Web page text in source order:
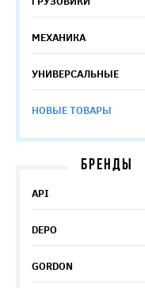
МЕХАНИКА
УНИВЕРСАЛЬНЫЕ
НОВЫЕ ТОВАРЫ
БРЕНДЫ
API
DEPO
GORDON